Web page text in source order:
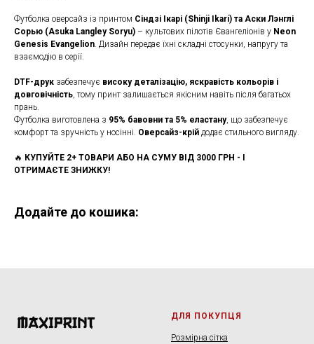
Футболка оверсайз із принтом Сіндзі Ікарі (Shinji Ikari) та Аски Лэнглі
Сорью (Asuka Langley Soryu) – культових пілотів Євангеліонів у Neon
Genesis Evangelion. Дизайн передає їхні складні стосунки, напругу та
взаємодію в серії.
DTF-друк забезпечує високу деталізацію, яскравість кольорів і
довговічність, тому принт залишається якісним навіть після багатьох
прань.
Футболка виготовлена з 95% бавовни та 5% еластану, що забезпечує
комфорт та зручність у носінні. Оверсайз-крій додає стильного вигляду.
🔥 КУПУЙТЕ 2+ ТОВАРИ АБО НА СУМУ ВІД 3000 ГРН - І
ОТРИМАЄТЕ ЗНИЖКУ!
Додайте до кошика:
ДЛЯ ПОКУПЦЯ
Розмірна сітка